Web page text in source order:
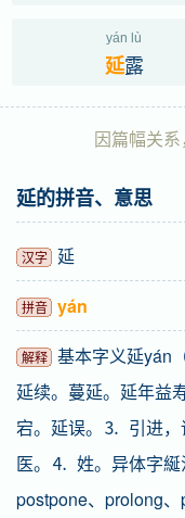
yán lù
延露
因篇幅关
延的拼音、意思
汉字 延
拼音 yán
解释 基本字义延yán
延续。蔓延。延年益
宕。延误。⒊ 引进，
医。⒋ 姓。异体字綖
postpone、prolong